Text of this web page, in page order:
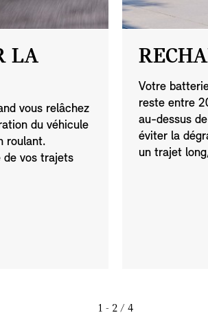
LA
vous relâchez
du véhicule
roulant.
de vos trajets
Votre
reste entre
au-dessus
éviter la
un trajet
1 - 2 / 4